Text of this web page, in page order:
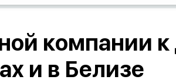
компании к
и в Белизе